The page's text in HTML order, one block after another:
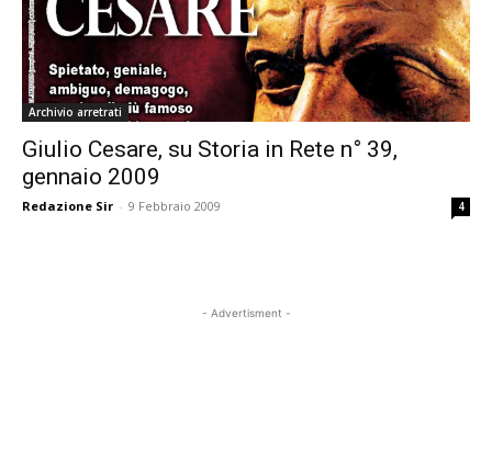
Archivio arretrati
Giulio Cesare, su Storia in Rete n° 39,
gennaio 2009
Redazione Sir - 9 Febbraio 2009 4
- Advertisment -